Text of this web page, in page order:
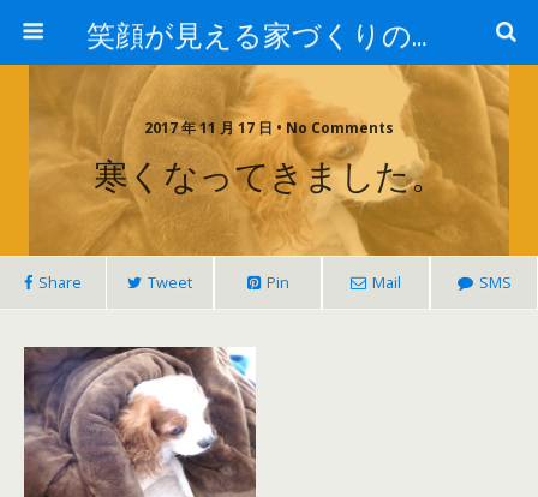
笑顔が見える家づくりの仕事人ブログ
2017 年 11 月 17 日 • No Comments
寒くなってきました。
Share Tweet Pin Mail SMS